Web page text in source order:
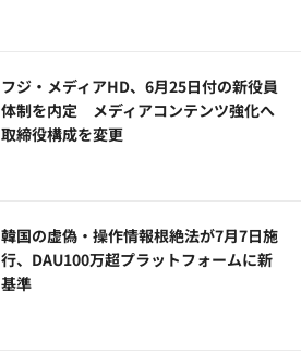
フジ・メディアHD、6月25日付の新役員
体制を内定 メディアコンテンツ強化へ
取締役構成を変更
韓国の虚偽・操作情報根絶法が7月7日施
行、DAU100万超プラットフォームに新
基準